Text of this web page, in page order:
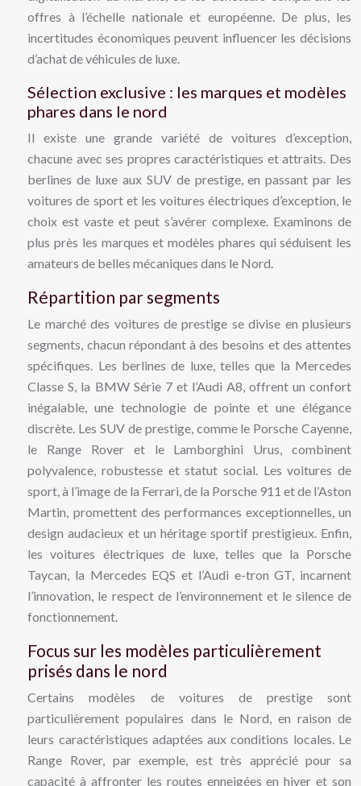
offres à l’échelle nationale et européenne. De plus, les
incertitudes économiques peuvent influencer les décisions
d’achat de véhicules de luxe.
Sélection exclusive : les marques et modèles
phares dans le nord
Il existe une grande variété de voitures d’exception,
chacune avec ses propres caractéristiques et attraits. Des
berlines de luxe aux SUV de prestige, en passant par les
voitures de sport et les voitures électriques d’exception, le
choix est vaste et peut s’avérer complexe. Examinons de
plus près les marques et modèles phares qui séduisent les
amateurs de belles mécaniques dans le Nord.
Répartition par segments
Le marché des voitures de prestige se divise en plusieurs
segments, chacun répondant à des besoins et des attentes
spécifiques. Les berlines de luxe, telles que la Mercedes
Classe S, la BMW Série 7 et l’Audi A8, offrent un confort
inégalable, une technologie de pointe et une élégance
discrète. Les SUV de prestige, comme le Porsche Cayenne,
le Range Rover et le Lamborghini Urus, combinent
polyvalence, robustesse et statut social. Les voitures de
sport, à l’image de la Ferrari, de la Porsche 911 et de l’Aston
Martin, promettent des performances exceptionnelles, un
design audacieux et un héritage sportif prestigieux. Enfin,
les voitures électriques de luxe, telles que la Porsche
Taycan, la Mercedes EQS et l’Audi e-tron GT, incarnent
l’innovation, le respect de l’environnement et le silence de
fonctionnement.
Focus sur les modèles particulièrement
prisés dans le nord
Certains modèles de voitures de prestige sont
particulièrement populaires dans le Nord, en raison de
leurs caractéristiques adaptées aux conditions locales. Le
Range Rover, par exemple, est très apprécié pour sa
capacité à affronter les routes enneigées en hiver et son